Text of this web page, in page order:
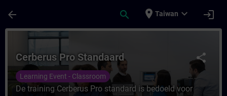
arrow_back search place Taiwan expand_more login
課程 - Cerberus Pro Standaard - 培訓 - 培
share
Cerberus Pro Standaard
Learning Event - Classroom
De training Cerberus Pro standard is bedoeld voor